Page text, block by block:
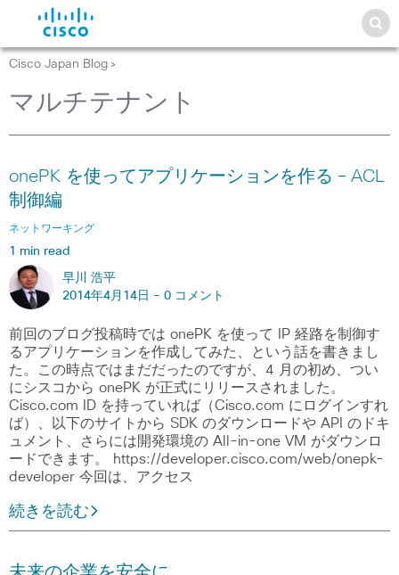
Cisco Japan Blog >
マルチテナント
onePK を使ってアプリケーションを作る – ACL
制御編
ネットワーキング
1 min read
早川 浩平
2014年4月14日 - 0 コメント
前回のブログ投稿時では onePK を使って IP 経路を制御す
るアプリケーションを作成してみた、という話を書きまし
た。この時点ではまだだったのですが、4 月の初め、つい
にシスコから onePK が正式にリリースされました。
Cisco.com ID を持っていれば（Cisco.com にログインすれ
ば）、以下のサイトから SDK のダウンロードや API のドキ
ュメント、さらには開発環境の All-in-one VM がダウンロ
ードできます。 https://developer.cisco.com/web/onepk-
developer 今回は、アクセス
続きを読む